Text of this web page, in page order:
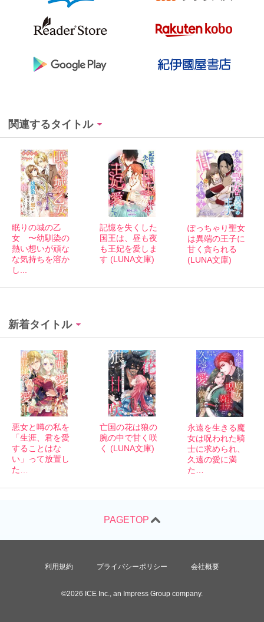
関連するタイトル
眠りの城の乙
女 〜幼馴染の
熱い想いが頑な
な気持ちを溶か
し...
記憶を失くした
国王は、昼も夜
も王妃を愛しま
す (LUNA文庫)
ぽっちゃり聖女
は異端の王子に
甘く貪られる
(LUNA文庫)
新着タイトル
悪女と噂の私を
「生涯、君を愛
することはな
い」って放置し
た…
亡国の花は狼の
腕の中で甘く咲
く (LUNA文庫)
永遠を生きる魔
女は呪われた騎
士に求められ、
久遠の愛に満
た…
利用規約 プライバシーポリシー 会社概要
©2026 ICE Inc., an Impress Group company.